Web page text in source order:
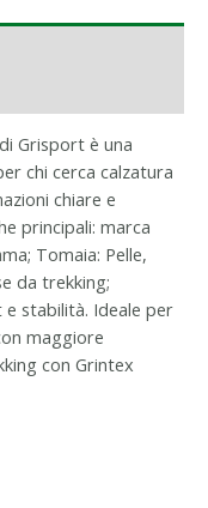
Grisport è una
chi cerca calzatura
chiare e
principali: marca
Tomaia: Pelle,
da trekking;
stabilità. Ideale per
maggiore
con Grintex